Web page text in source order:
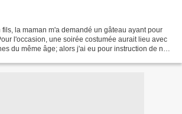
la maman m'a demandé un gâteau ayant pour
l'occasion, une soirée costumée aurait lieu avec
du même âge; alors j'ai eu pour instruction de ne